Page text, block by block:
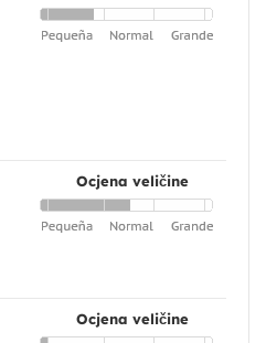
Ocjena veličine
Ocjena veličine